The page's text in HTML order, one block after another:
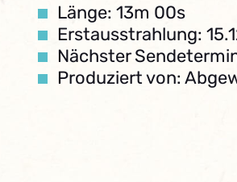
Länge: 13m 00s
Erstausstrahlung:
Nächster
Produziert von: